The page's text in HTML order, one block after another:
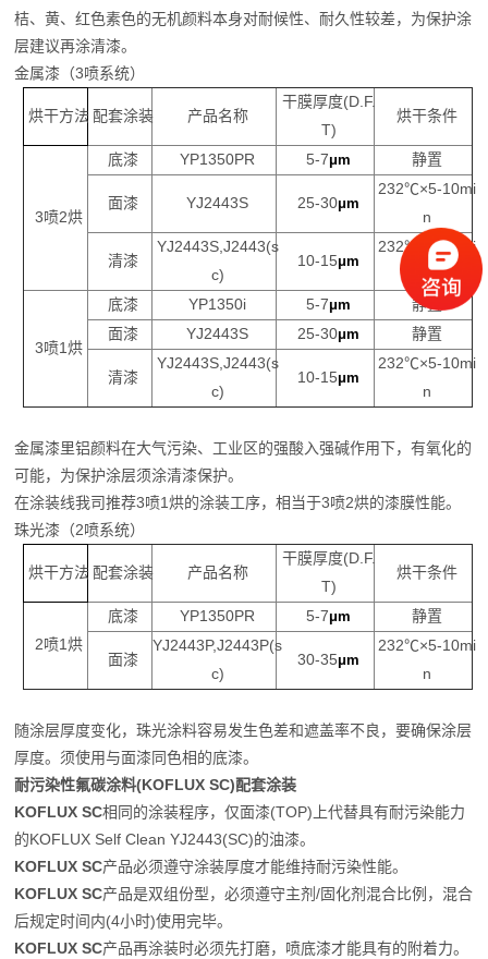
桔、黄、红色素色的无机颜料本身对耐候性、耐久性较差，为保护涂
层建议再涂清漆。
金属漆（3喷系统）
烘干方法 配套涂装 产品名称
干膜厚度(D.F.
T)
烘干条件
3喷2烘
底漆 YP1350PR 5-7μm 静置
面漆 YJ2443S 25-30μm
232℃×5-10mi
n
清漆
YJ2443S,J2443(s
c)
10-15μm
232℃
×5-10mi
n
3喷1烘
底漆 YP1350i 5-7μm
静置
面漆
YJ2443S 25-30μm 静置
清漆
YJ2443S,J2443(s
c)
10-15μm
232℃×5-10mi
n
金属漆里铝颜料在大气污染、工业区的强酸入强碱作用下，有氧化的
可能，为保护涂层须涂清漆保护。
在涂装线我司推荐3喷1烘的涂装工序，相当于3喷2烘的漆膜性能。
珠光漆（2喷系统）
烘干方法 配套涂装 产品名称
干膜厚度(D.F.
T)
烘干条件
2喷1烘
底漆 YP1350PR 5-7μm 静置
面漆
YJ2443P,J2443P(s
c)
30-35μm
232℃×5-10mi
n
随涂层厚度变化，珠光涂料容易发生色差和遮盖率不良，要确保涂层
厚度。须使用与面漆同色相的底漆。
耐污染性氟碳涂料(KOFLUX SC)配套涂装
KOFLUX SC相同的涂装程序，仅面漆(TOP) 上代替具有耐污染能力
的KOFLUX Self Clean YJ2443(SC)的油漆。
KOFLUX SC产品必须遵守涂装厚度才能维持耐污染性能。
KOFLUX SC产品是双组份型，必须遵守主剂/固化剂混合比例，混合
后规定时间内(4小时)使用完毕。
KOFLUX SC产品再涂装时必须先打磨，喷底漆才能具有的附着力。